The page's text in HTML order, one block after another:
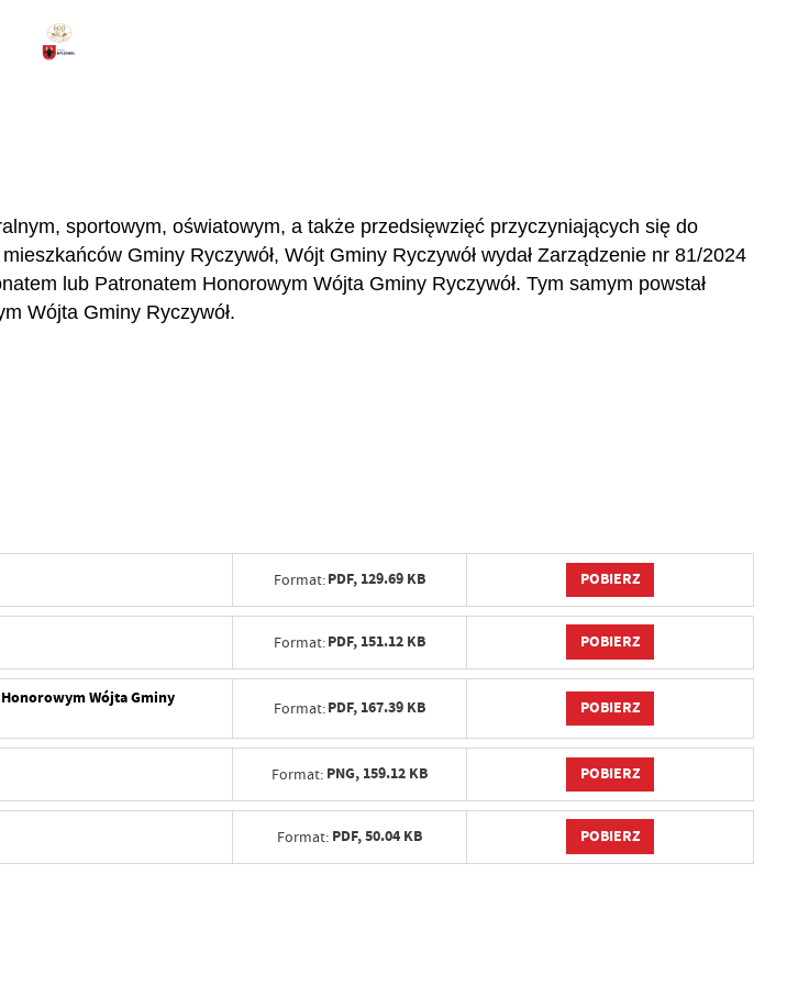
sportowym, oświatowym, a także przedsięwzięć przyczyniających się do
Gminy Ryczywół, Wójt Gminy Ryczywół wydał Zarządzenie nr 81/2024
lub Patronatem Honorowym Wójta Gminy Ryczywół. Tym samym powstał
Wójta Gminy Ryczywół.
Format:PDF, 129.69 KB POBIERZ
Format:PDF, 151.12 KB POBIERZ
Wójta Gminy
Format:PDF, 167.39 KB POBIERZ
Format: PNG, 159.12 KB POBIERZ
Format: PDF,50.04 KB POBIERZ